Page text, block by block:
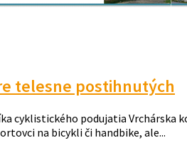
telesne postihnutých
cyklistického podujatia Vrchárska
na bicykli či handbike, ale...